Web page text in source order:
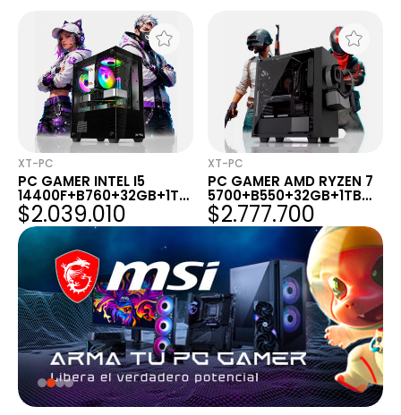
XT-PC
PC GAMER INTEL I5
14400F+B760+32GB+1TB
NVME+RTX
5060+GABINETE GAMER
$2.039.010
XT-PC
PC GAMER AMD RYZEN 7
5700+B550+32GB+1TB
NVME+RTX 5070
12GB+GABINETE GAMER
$2.777.700